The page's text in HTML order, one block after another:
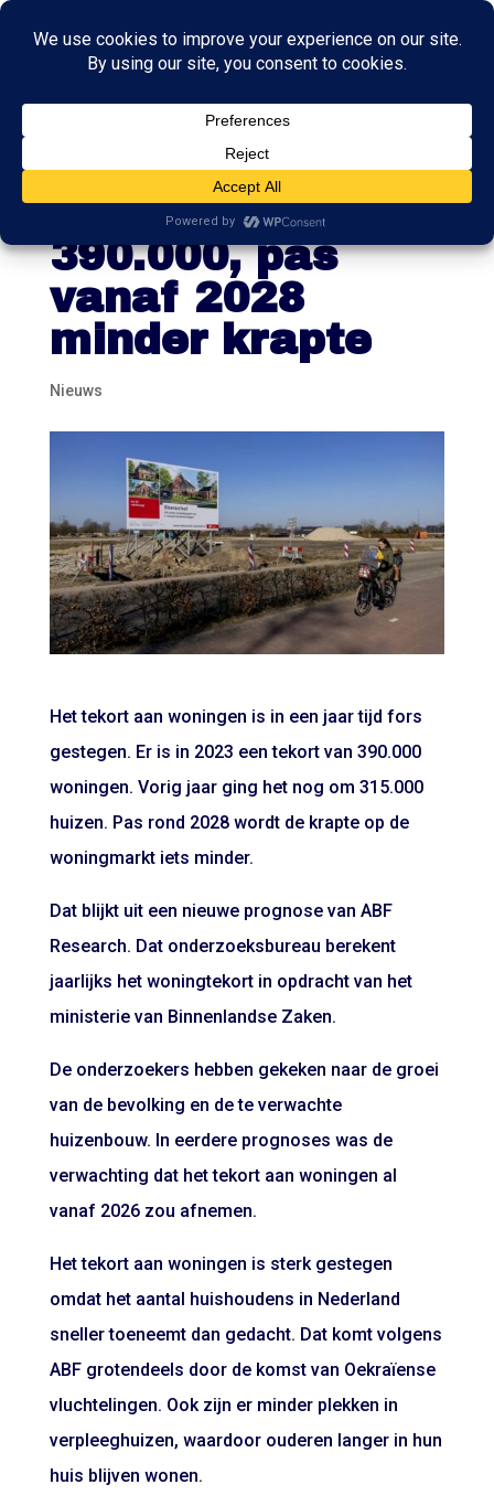
Woningtekort
stijgt fors naar
390.000, pas
vanaf 2028
minder krapte
Nieuws
Het tekort aan woningen is in een jaar tijd fors
gestegen. Er is in 2023 een tekort van 390.000
woningen. Vorig jaar ging het nog om 315.000
huizen. Pas rond 2028 wordt de krapte op de
woningmarkt iets minder.
Dat blijkt uit een nieuwe prognose van ABF
Research. Dat onderzoeksbureau berekent
jaarlijks het woningtekort in opdracht van het
ministerie van Binnenlandse Zaken.
De onderzoekers hebben gekeken naar de groei
van de bevolking en de te verwachte
huizenbouw. In eerdere prognoses was de
verwachting dat het tekort aan woningen al
vanaf 2026 zou afnemen.
Het tekort aan woningen is sterk gestegen
omdat het aantal huishoudens in Nederland
sneller toeneemt dan gedacht. Dat komt volgens
ABF grotendeels door de komst van Oekraïense
vluchtelingen. Ook zijn er minder plekken in
verpleeghuizen, waardoor ouderen langer in hun
huis blijven wonen.